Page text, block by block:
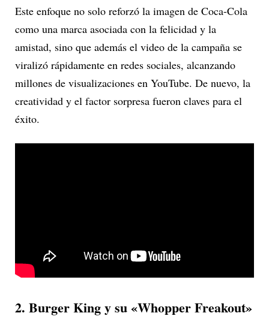
Este enfoque no solo reforzó la imagen de Coca-Cola
como una marca asociada con la felicidad y la
amistad, sino que además el video de la campaña se
viralizó rápidamente en redes sociales, alcanzando
millones de visualizaciones en YouTube. De nuevo, la
creatividad y el factor sorpresa fueron claves para el
éxito.
2. Burger King y su «Whopper Freakout»